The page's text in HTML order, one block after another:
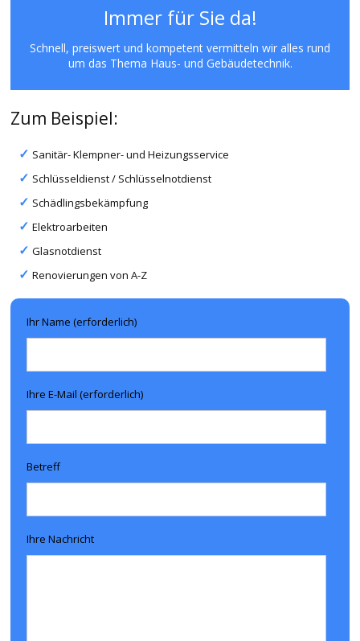
Immer für Sie da!
Schnell, preiswert und kompetent vermitteln wir alles rund
um das Thema Haus- und Gebäudetechnik.
Zum Beispiel:
Sanitär- Klempner- und Heizungsservice
Schlüsseldienst / Schlüsselnotdienst
Schädlingsbekämpfung
Elektroarbeiten
Glasnotdienst
Renovierungen von A-Z
Ihr Name (erforderlich)
Ihre E-Mail (erforderlich)
Betreff
Ihre Nachricht